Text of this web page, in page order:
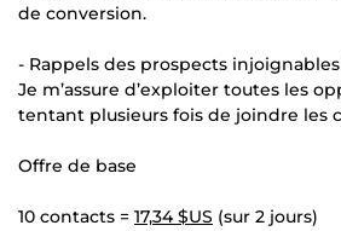
de conversion.
- Rappels des prospects injoignables
Je m’assure d’exploiter toutes les
tentant plusieurs fois de joindre les
Offre de base
10 contacts = 17,34 $US (sur 2 jours)